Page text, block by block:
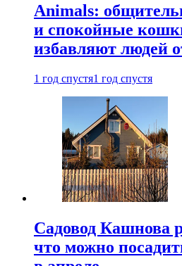
Animals:
и спокойные
избавляют людей
1 год спустя1 год спустя
Садовод Кашнова
что можно